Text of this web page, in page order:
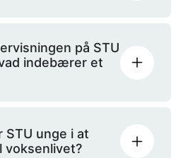
på STU
indebærer et
unge i at
voksenlivet?